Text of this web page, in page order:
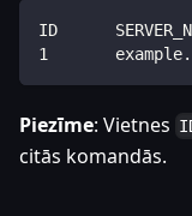
ID
1
Piezīme: Vietnes
citās komandās.